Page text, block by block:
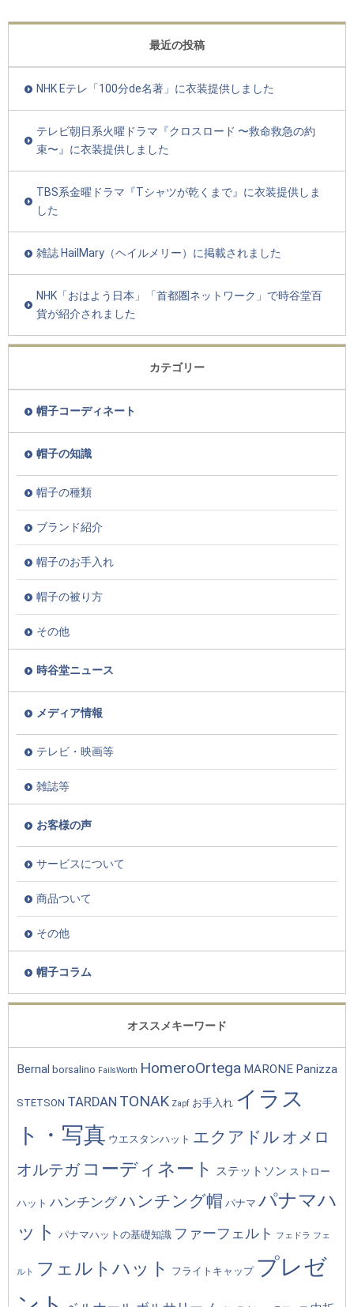
最近の投稿
NHK Eテレ「100分de名著」に衣装提供しました
テレビ朝日系火曜ドラマ『クロスロード 〜救命救急の約
束〜』に衣装提供しました
TBS系金曜ドラマ『Tシャツが乾くまで』に衣装提供しま
した
雑誌 HailMary（ヘイルメリー）に掲載されました
NHK「おはよう日本」「首都圏ネットワーク」で時谷堂百
貨が紹介されました
カテゴリー
帽子コーディネート
帽子の知識
帽子の種類
ブランド紹介
帽子のお手入れ
帽子の被り方
その他
時谷堂ニュース
メディア情報
テレビ・映画等
雑誌等
お客様の声
サービスについて
商品ついて
その他
帽子コラム
オススメキーワード
Bernal borsalino FailsWorth HomeroOrtega MARONE Panizza
STETSON TARDAN TONAK Zapf お手入れ イラス
ト・写真 ウエスタンハット エクアドル オメロ
オルテガ コーディネート ステットソン ストロー
ハット ハンチングハンチング帽 パナマ パナマハ
ット
パナマハットの基礎知識 ファーフェルト フェドラ フェ
ルト フェルトハット フライトキャップ プレゼ